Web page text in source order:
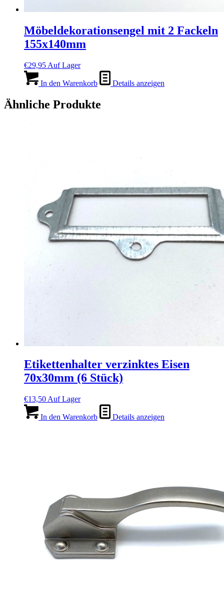
Möbeldekorationsengel mit 2 Fackeln
155x140mm
€29,95 Auf Lager
In den Warenkorb Details anzeigen
Ähnliche Produkte
Etikettenhalter verzinktes Eisen
70x30mm (6 Stück)
€13,50 Auf Lager
In den Warenkorb Details anzeigen